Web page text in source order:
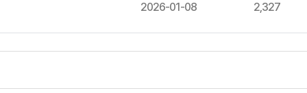
2026-01-08 2,327